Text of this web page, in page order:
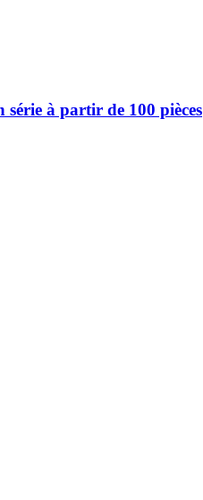
à partir de 100 pièces